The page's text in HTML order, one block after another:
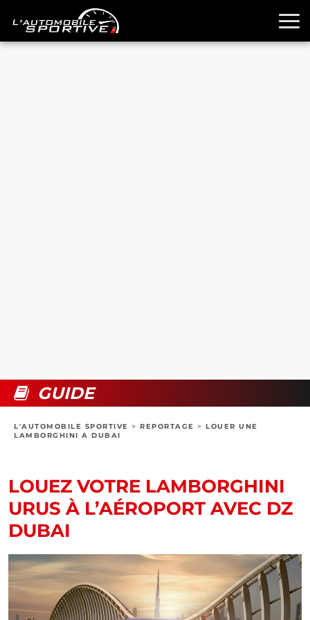
BOUTIQUE
GUIDE
L'AUTOMOBILE SPORTIVE > REPORTAGE > LOUER UNE
LAMBORGHINI A DUBAI
LOUEZ VOTRE LAMBORGHINI
URUS À L’AÉROPORT AVEC DZ
DUBAI